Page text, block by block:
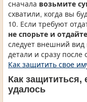
сначала возьмите
схватили, когда вы
10. Если требуют
не спорьте и
следует внешний вид
детали и сразу
Как защитить свое
Как защититься,
удалось